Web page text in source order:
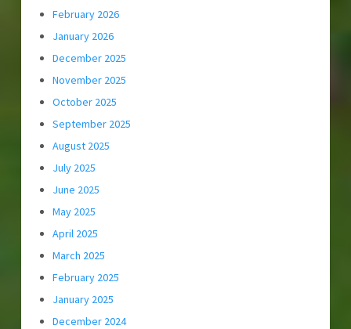
February 2026
January 2026
December 2025
November 2025
October 2025
September 2025
August 2025
July 2025
June 2025
May 2025
April 2025
March 2025
February 2025
January 2025
December 2024